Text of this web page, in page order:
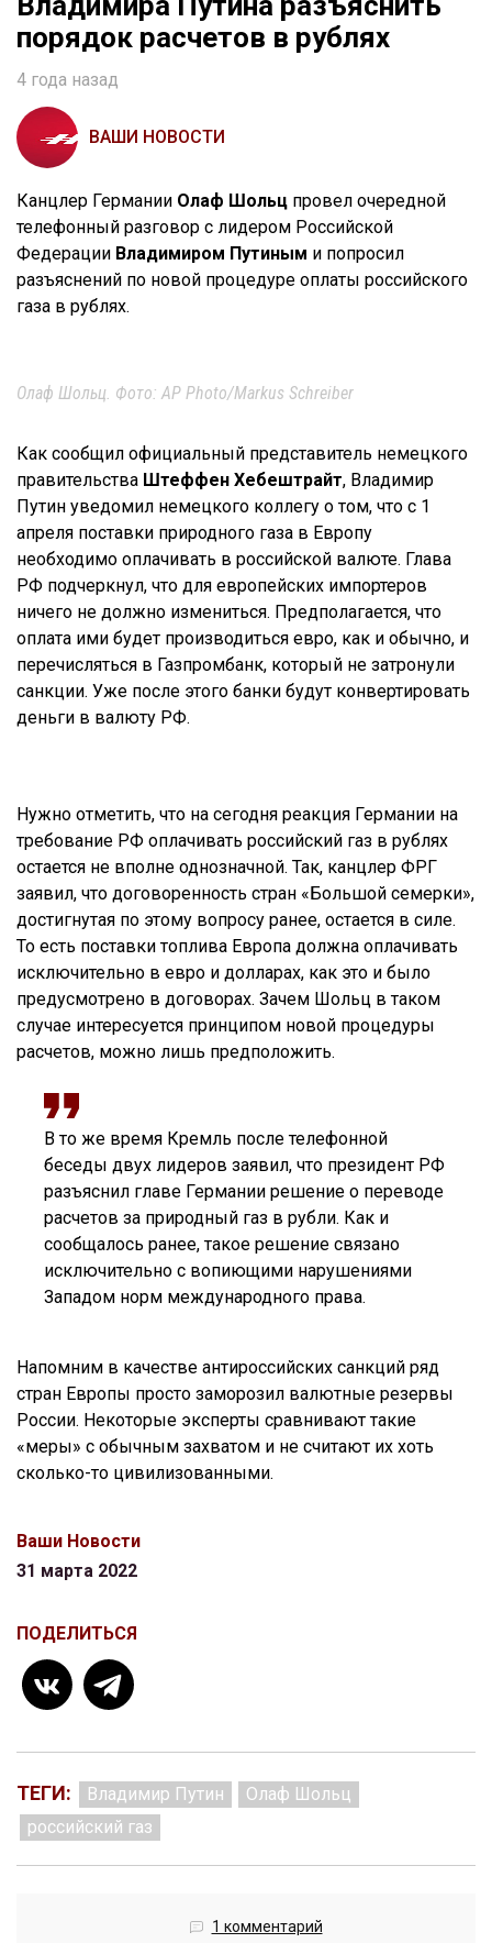
порядок расчетов в рублях
4 года назад
ВАШИ НОВОСТИ
Канцлер Германии Олаф Шольц провел очередной
телефонный разговор с лидером Российской
Федерации Владимиром Путиным и попросил
разъяснений по новой процедуре оплаты российского
газа в рублях.
Олаф Шольц. Фото: AP Photo/Markus Schreiber
Как сообщил официальный представитель немецкого
правительства Штеффен Хебештрайт, Владимир
Путин уведомил немецкого коллегу о том, что с 1
апреля поставки природного газа в Европу
необходимо оплачивать в российской валюте. Глава
РФ подчеркнул, что для европейских импортеров
ничего не должно измениться. Предполагается, что
оплата ими будет производиться евро, как и обычно, и
перечисляться в Газпромбанк, который не затронули
санкции. Уже после этого банки будут конвертировать
деньги в валюту РФ.
Нужно отметить, что на сегодня реакция Германии на
требование РФ оплачивать российский газ в рублях
остается не вполне однозначной. Так, канцлер ФРГ
заявил, что договоренность стран «Большой семерки»,
достигнутая по этому вопросу ранее, остается в силе.
То есть поставки топлива Европа должна оплачивать
исключительно в евро и долларах, как это и было
предусмотрено в договорах. Зачем Шольц в таком
случае интересуется принципом новой процедуры
расчетов, можно лишь предположить.
В то же время Кремль после телефонной
беседы двух лидеров заявил, что президент РФ
разъяснил главе Германии решение о переводе
расчетов за природный газ в рубли. Как и
сообщалось ранее, такое решение связано
исключительно с вопиющими нарушениями
Западом норм международного права.
Напомним в качестве антироссийских санкций ряд
стран Европы просто заморозил валютные резервы
России. Некоторые эксперты сравнивают такие
«меры» с обычным захватом и не считают их хоть
сколько-то цивилизованными.
Ваши Новости
31 марта 2022
ПОДЕЛИТЬСЯ
ТЕГИ: Владимир Путин
Олаф Шольц
российский газ
1 комментарий